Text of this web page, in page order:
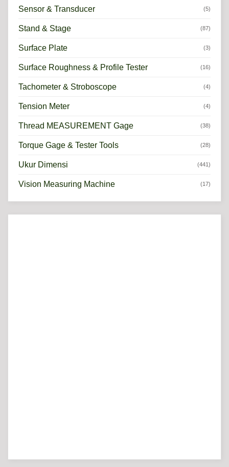
Sensor & Transducer (5)
Stand & Stage (87)
Surface Plate (3)
Surface Roughness & Profile Tester (16)
Tachometer & Stroboscope (4)
Tension Meter (4)
Thread MEASUREMENT Gage (38)
Torque Gage & Tester Tools (28)
Ukur Dimensi (441)
Vision Measuring Machine (17)